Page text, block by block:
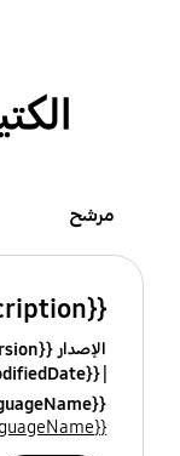
مرشح
{{file.description}}
الإصدار {{file.fileVersion}}
{{file.fileModifiedDate}}
{{file.languageName}}
{{file.languageName}}